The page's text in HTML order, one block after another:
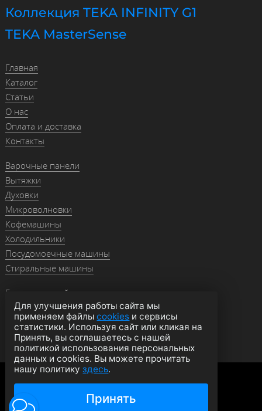
Коллекция TEKA INFINITY G1
TEKA MasterSense
Главная
Каталог
Статьи
О нас
Оплата и доставка
Контакты
Варочные панели
Вытяжки
Духовки
Микроволновки
Кофемашины
Холодильники
Посудомоечные машины
Стиральные машины
Гранитные мойки
Мойки из нержавейки
Смесители
Аксессуары
Политика конфиденциальности
Для улучшения работы сайта мы
применяем файлыcookies и сервисы
статистики. Используя сайт или кликая на
Принять, вы соглашаетесь с нашей
политикой использования персональных
данных и cookies. Вы можете прочитать
нашу политикуздесь.
Принять